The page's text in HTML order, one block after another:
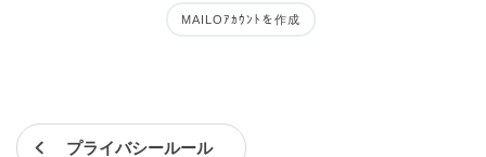
MAILOｱｶｳﾝﾄを作成
プライバシールール